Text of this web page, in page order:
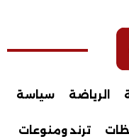
الرياضة سياسة
ترند ومنوعات